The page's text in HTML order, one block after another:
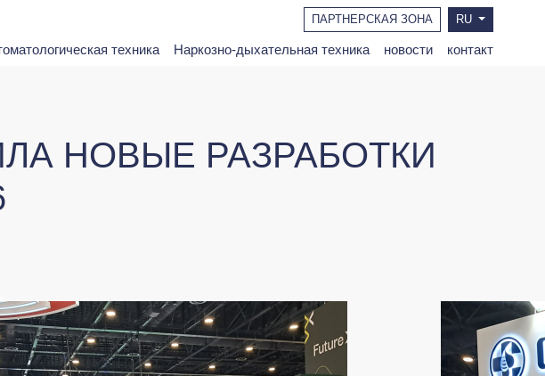
ПАРТНЕРСКАЯ ЗОНА RU
техника Наркозно-дыхательная техника новости контакт
НОВЫЕ РАЗРАБОТКИ